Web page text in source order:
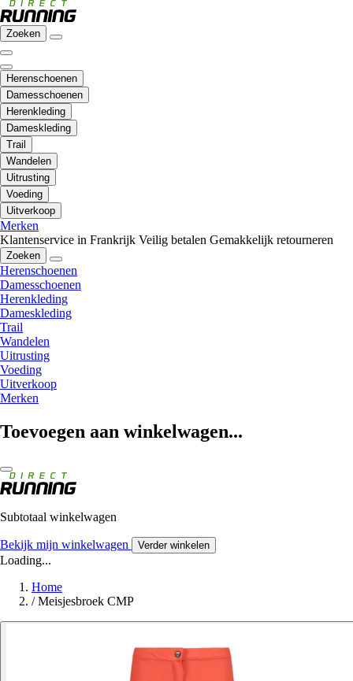
Zoeken
Herenschoenen
Damesschoenen
Herenkleding
Dameskleding
Trail
Wandelen
Uitrusting
Voeding
Uitverkoop
Merken
Klantenservice in Frankrijk Veilig betalen Gemakkelijk retourneren
Zoeken
Herenschoenen
Damesschoenen
Herenkleding
Dameskleding
Trail
Wandelen
Uitrusting
Voeding
Uitverkoop
Merken
Toevoegen aan winkelwagen...
Subtotaal winkelwagen
Bekijk mijn winkelwagen Verder winkelen
Loading...
Home
/ Meisjesbroek CMP